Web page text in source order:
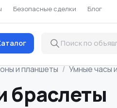
Безопасные сделки Блог
и планшеты Умные часы
браслеты